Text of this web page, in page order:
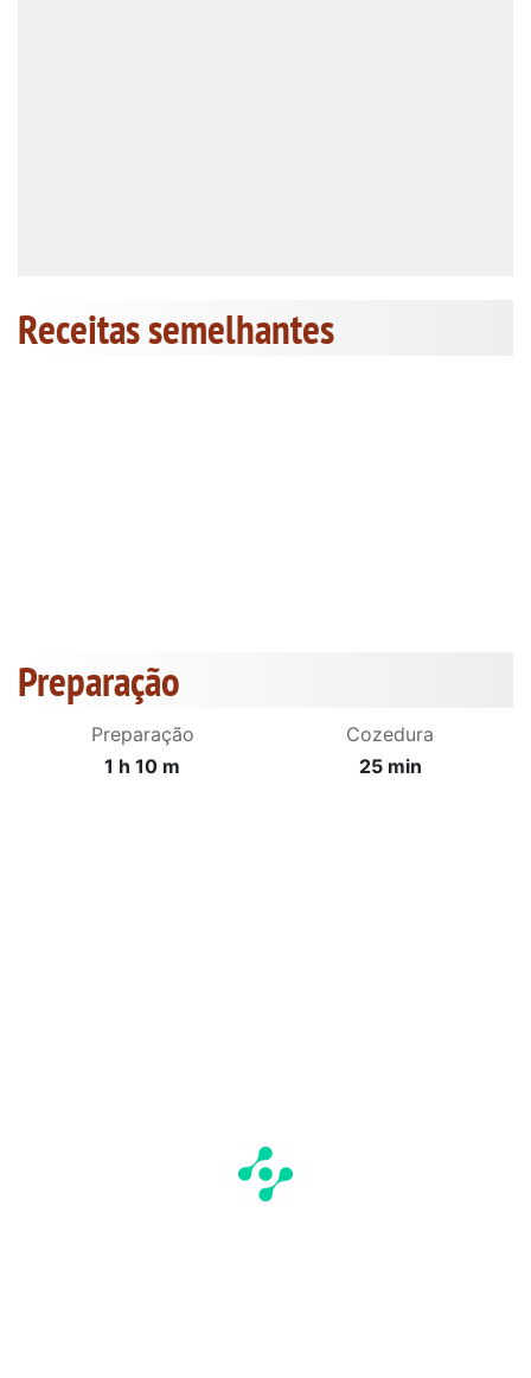
Receitas semelhantes
Preparação
Preparação
1 h 10 m
Cozedura
25 min